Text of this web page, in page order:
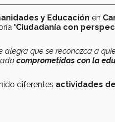
y Educación en
'Ciudadanía con
alegra que se reconozca a
comprometidas con la
diferentes actividades